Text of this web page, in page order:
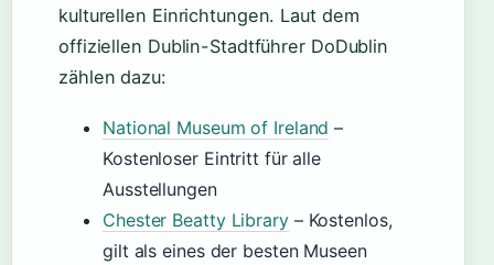
kulturellen Einrichtungen. Laut dem
offiziellen Dublin-Stadtführer DoDublin
zählen dazu:
National Museum of Ireland –
Kostenloser Eintritt für alle
Ausstellungen
Chester Beatty Library– Kostenlos,
gilt als eines der besten Museen